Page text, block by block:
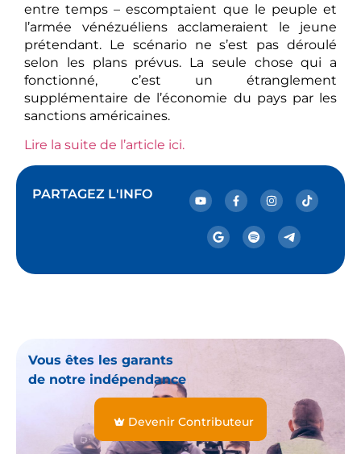
entre temps – escomptaient que le peuple et
l’armée vénézuéliens acclameraient le jeune
prétendant. Le scénario ne s’est pas déroulé
selon les plans prévus. La seule chose qui a
fonctionné, c’est un étranglement
supplémentaire de l’économie du pays par les
sanctions américaines.
Lire la suite de l’article ici.
PARTAGEZ L'INFO
Vous êtes les garants
de notre indépendance
Devenir Contributeur